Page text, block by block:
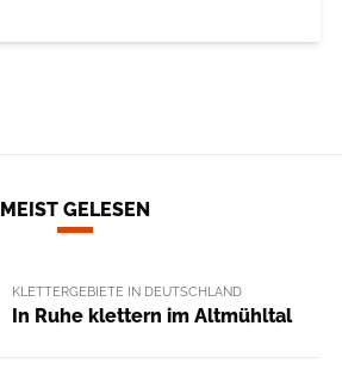
MEIST GELESEN
KLETTERGEBIETE IN DEUTSCHLAND
In Ruhe klettern im Altmühltal